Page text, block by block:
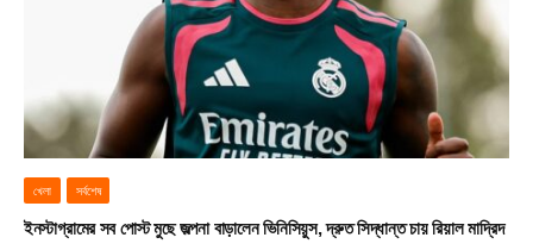
খেলা সর্বশেষ
ইনস্টাগ্রামের সব পোস্ট মুছে জল্পনা বাড়ালেন ভিনিসিয়ুস, দ্রুত সিদ্ধান্ত চায় রিয়াল মাদ্রিদ